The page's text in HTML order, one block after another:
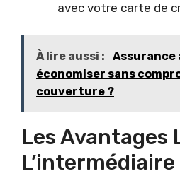
avec votre carte de
À lire aussi :
Assurance
économiser sans
couverture ?
Les Avantages
L’intermédiaire